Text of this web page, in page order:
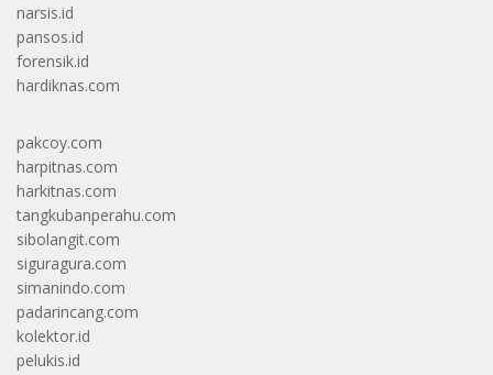
narsis.id
pansos.id
forensik.id
hardiknas.com
pakcoy.com
harpitnas.com
harkitnas.com
tangkubanperahu.com
sibolangit.com
siguragura.com
simanindo.com
padarincang.com
kolektor.id
pelukis.id